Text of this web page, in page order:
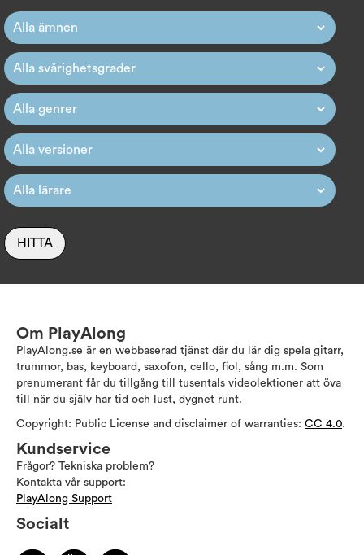
HITTA
Om PlayAlong
PlayAlong.se är en webbaserad tjänst där du lär dig spela gitarr,
trummor, bas, keyboard, saxofon, cello, fiol, sång m.m. Som
prenumerant får du tillgång till tusentals videolektioner att öva
till när du själv har tid och lust, dygnet runt.
Copyright: Public License and disclaimer of warranties: CC 4.0.
Kundservice
Frågor? Tekniska problem?
Kontakta vår support:
PlayAlong Support
Socialt